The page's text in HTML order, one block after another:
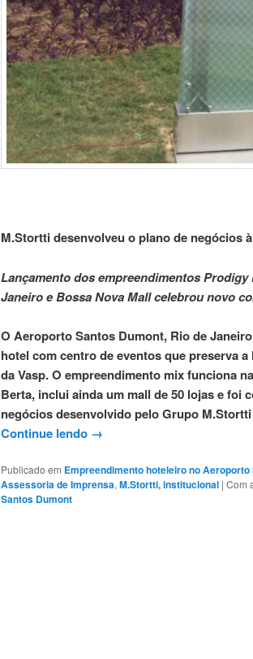
M.Stortti desenvolveu o plano de negócios
Lançamento dos empreendimentos
Janeiro e Bossa Nova Mall celebrou novo
O Aeroporto Santos Dumont, Rio de
hotel com centro de eventos que preserva
da Vasp. O empreendimento mix funciona
Berta, inclui ainda um mall de 50 lojas e foi
negócios desenvolvido pelo Grupo
Continue lendo →
Publicado em Empreendimento hoteleiro no
Assessoria de Imprensa,M.Stortti, institucional | Com
Santos Dumont